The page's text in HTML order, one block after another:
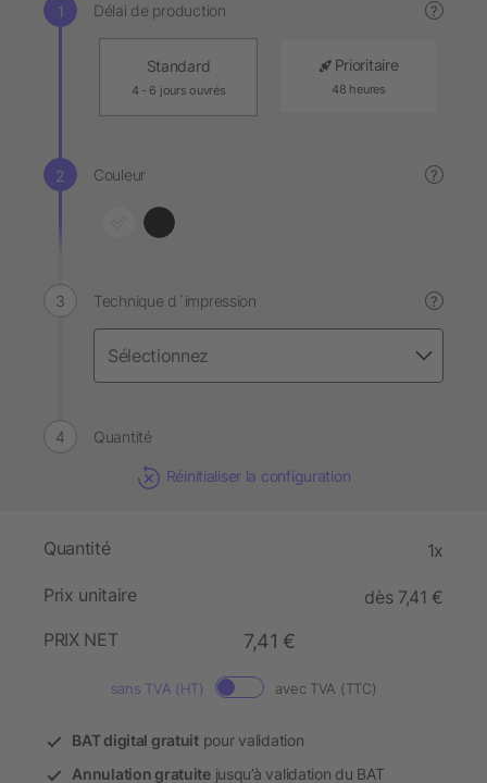
Délai de production ?
Standard
4 - 6 jours ouvrés
Prioritaire
48 heures
Couleur ?
Technique d´impression ?
Quantité
Réinitialiser la configuration
Quantité 1x
Prix unitaire
dès 7,41 €
PRIX NET
7,41 €
sans TVA (HT) avec TVA (TTC)
BAT digital gratuitpour validation
Annulation gratuitejusqu’à validation du BAT